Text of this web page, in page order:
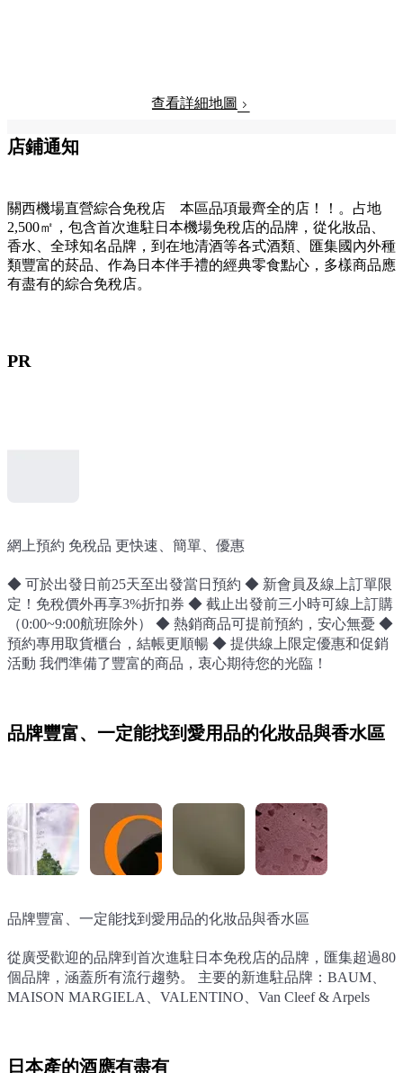
查看詳細地圖
店鋪通知
關西機場直營綜合免稅店 本區品項最齊全的店！！。占地
2,500㎡，包含首次進駐日本機場免稅店的品牌，從化妝品、
香水、全球知名品牌，到在地清酒等各式酒類、匯集國內外種
類豐富的菸品、作為日本伴手禮的經典零食點心，多樣商品應
有盡有的綜合免稅店。
PR
網上預約 免稅品 更快速、簡單、優惠
◆ 可於出發日前25天至出發當日預約 ◆ 新會員及線上訂單限
定！免稅價外再享3%折扣券 ◆ 截止出發前三小時可線上訂購
（0:00~9:00航班除外） ◆ 熱銷商品可提前預約，安心無憂 ◆
預約專用取貨櫃台，結帳更順暢 ◆ 提供線上限定優惠和促銷
活動 我們準備了豐富的商品，衷心期待您的光臨！
品牌豐富、一定能找到愛用品的化妝品與香水區
品牌豐富、一定能找到愛用品的化妝品與香水區
從廣受歡迎的品牌到首次進駐日本免稅店的品牌，匯集超過80
個品牌，涵蓋所有流行趨勢。 主要的新進駐品牌：BAUM、
MAISON MARGIELA、VALENTINO、Van Cleef & Arpels
品牌豐富、一定能找到愛用品的化妝品與香水區
從廣受歡迎的品牌到首次進駐日本免稅店的品牌，匯集超過80
個品牌，涵蓋所有流行趨勢。 主要的新進駐品牌：BAUM、
MAISON MARGIELA、VALENTINO、Van Cleef & Arpels
品牌豐富、一定能找到愛用品的化妝品與香水區
從廣受歡迎的品牌到首次進駐日本免稅店的品牌，匯集超過80
個品牌，涵蓋所有流行趨勢。 主要的新進駐品牌：BAUM、
MAISON MARGIELA、VALENTINO、Van Cleef & Arpels
品牌豐富、一定能找到愛用品的化妝品與香水區
從廣受歡迎的品牌到首次進駐日本免稅店的品牌，匯集超過80
個品牌，涵蓋所有流行趨勢。 主要的新進駐品牌：BAUM、
MAISON MARGIELA、VALENTINO、Van Cleef & Arpels
日本產的酒應有盡有